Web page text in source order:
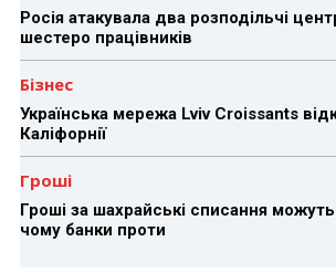
Росія атакувала два розподільчі
шестеро працівників
Бізнес
Українська мережа Lviv Croissants
Каліфорнії
Гроші
Гроші за шахрайські списання
чому банки проти